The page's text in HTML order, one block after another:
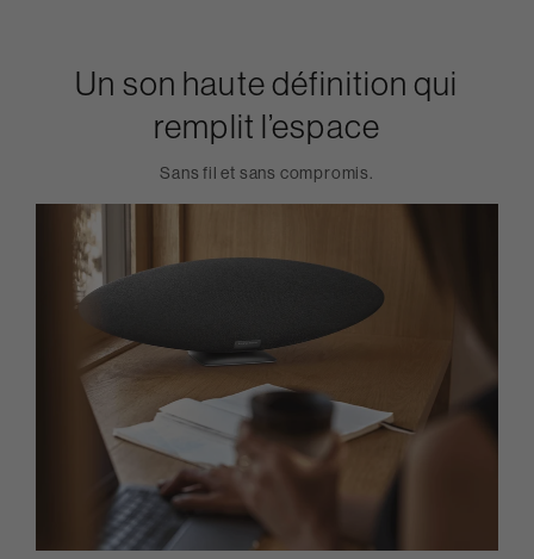
Un son haute définition qui
remplit l’espace
Sans fil et sans compromis.